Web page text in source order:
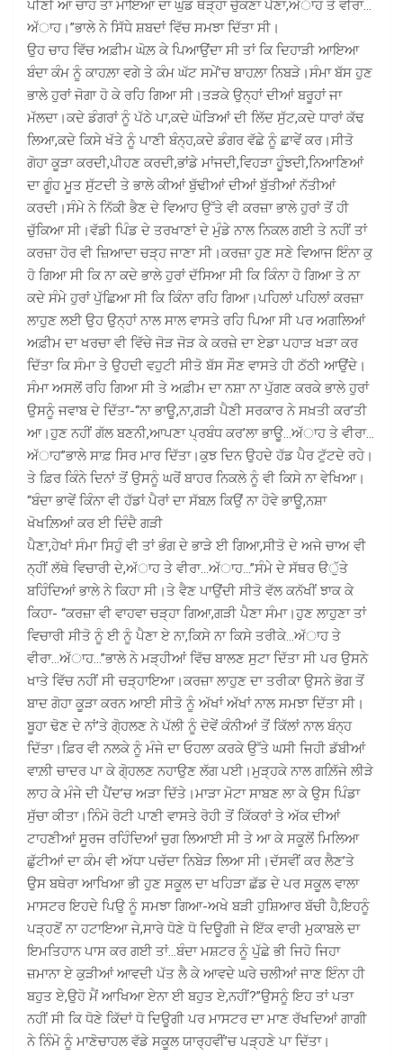
ਪੀਣੀ ਆ ਚਾਹ ਤਾਂ ਮਾਇਆ ਦਾ ਘੁੰਡ ਥੋੜ੍ਹਾ ਚੁੱਕਣਾ ਪੈਣਾ,ਅੱਾਹ ਤੇ ਵੀਰਾ…
ਅੱਾਹ।”ਭਾਲੇ ਨੇ ਸਿੱਧੇ ਸ਼ਬਦਾਂ ਵਿੱਚ ਸਮਝਾ ਦਿੱਤਾ ਸੀ।
ਉਹ ਚਾਹ ਵਿੱਚ ਅਫ਼ੀਮ ਘੋਲ਼ ਕੇ ਪਿਆਉਂਦਾ ਸੀ ਤਾਂ ਕਿ ਦਿਹਾੜੀ ਆਇਆ
ਬੰਦਾ ਕੰਮ ਨੂੰ ਕਾਹਲ਼ਾ ਵਗੇ ਤੇ ਕੰਮ ਘੱਟ ਸਮੇਂ’ਚ ਬਾਹਲ਼ਾ ਨਿਬੜੇ।ਸੰਮਾ ਬੱਸ ਹੁਣ
ਭਾਲੇ ਹੁਰਾਂ ਜੋਗਾ ਹੋ ਕੇ ਰਹਿ ਗਿਆ ਸੀ।ਤੜਕੇ ਉਨ੍ਹਾਂ ਦੀਆਂ ਬਰੂਹਾਂ ਜਾ
ਮੱਲਦਾ।ਕਦੇ ਡੰਗਰਾਂ ਨੂੰ ਪੱਠੇ ਪਾ,ਕਦੇ ਘੋੜਿਆਂ ਦੀ ਲਿੱਦ ਸੁੱਟ,ਕਦੇ ਧਾਰਾਂ ਕੱਢ
ਲਿਆ,ਕਦੇ ਕਿਸੇ ਖੱਤੇ ਨੂੰ ਪਾਣੀ ਬੰਨ੍ਹ,ਕਦੇ ਡੰਗਰ ਵੱਛੇ ਨੂੰ ਛਾਵੇਂ ਕਰ।ਸੀਤੋ
ਗੋਹਾ ਕੂੜਾ ਕਰਦੀ,ਪੀਹਣ ਕਰਦੀ,ਭਾਂਡੇ ਮਾਂਜਦੀ,ਵਿਹੜਾ ਹੂੰਝਦੀ,ਨਿਆਣਿਆਂ
ਦਾ ਗੂੰਹ ਮੂਤ ਸੁੱਟਦੀ ਤੇ ਭਾਲੇ ਕੀਆਂ ਬੁੱਢੀਆਂ ਦੀਆਂ ਬੁੱਤੀਆਂ ਨੱਤੀਆਂ
ਕਰਦੀ।ਸੰਮੇ ਨੇ ਨਿੱਕੀ ਭੈਣ ਦੇ ਵਿਆਹ ਉੱਤੇ ਵੀ ਕਰਜ਼ਾ ਭਾਲੇ ਹੁਰਾਂ ਤੋਂ ਹੀ
ਚੁੱਕਿਆ ਸੀ।ਵੱਡੀ ਪਿੰਡ ਦੇ ਤਰਖਾਣਾਂ ਦੇ ਮੁੰਡੇ ਨਾਲ ਨਿਕਲ ਗਈ ਤੇ ਨਹੀਂ ਤਾਂ
ਕਰਜ਼ਾ ਹੋਰ ਵੀ ਜ਼ਿਆਦਾ ਚੜ੍ਹ ਜਾਣਾ ਸੀ।ਕਰਜ਼ਾ ਹੁਣ ਸਣੇ ਵਿਆਜ ਇੰਨਾ ਕੁ
ਹੋ ਗਿਆ ਸੀ ਕਿ ਨਾ ਕਦੇ ਭਾਲੇ ਹੁਰਾਂ ਦੱਸਿਆ ਸੀ ਕਿ ਕਿੰਨਾ ਹੋ ਗਿਆ ਤੇ ਨਾ
ਕਦੇ ਸੰਮੇ ਹੁਰਾਂ ਪੁੱਛਿਆ ਸੀ ਕਿ ਕਿੰਨਾ ਰਹਿ ਗਿਆ।ਪਹਿਲਾਂ ਪਹਿਲਾਂ ਕਰਜ਼ਾ
ਲਾਹੁਣ ਲਈ ਉਹ ਉਨ੍ਹਾਂ ਨਾਲ ਸਾਲ ਵਾਸਤੇ ਰਹਿ ਪਿਆ ਸੀ ਪਰ ਅਗਲਿਆਂ
ਅਫ਼ੀਮ ਦਾ ਖਰਚਾ ਵੀ ਵਿੱਚੇ ਜੋੜ ਜੋੜ ਕੇ ਕਰਜ਼ੇ ਦਾ ਏਡਾ ਪਹਾੜ ਖੜਾ ਕਰ
ਦਿੱਤਾ ਕਿ ਸੰਮਾ ਤੇ ਉਹਦੀ ਵਹੁਟੀ ਸੀਤੋ ਬੱਸ ਸੌਣ ਵਾਸਤੇ ਹੀ ਠੱਠੀ ਆਉਂਦੇ।
ਸੰਮਾ ਅਸਲੋਂ ਰਹਿ ਗਿਆ ਸੀ ਤੇ ਅਫ਼ੀਮ ਦਾ ਨਸ਼ਾ ਨਾ ਪੁੱਗਣ ਕਰਕੇ ਭਾਲੇ ਹੁਰਾਂ
ਉਸਨੂੰ ਜਵਾਬ ਦੇ ਦਿੱਤਾ-“ਨਾ ਭਾਊ,ਨਾ,ਗੜੀ ਪੈਣੀ ਸਰਕਾਰ ਨੇ ਸਖ਼ਤੀ ਕਰ’ਤੀ
ਆ।ਹੁਣ ਨਹੀਂ ਗੱਲ ਬਣਨੀ,ਆਪਣਾ ਪ੍ਰਬੰਧ ਕਰ’ਲਾ ਭਾਊ…ਅੱਾਹ ਤੇ ਵੀਰਾ…
ਅੱਾਹ”ਭਾਲੇ ਸਾਫ਼ ਸਿਰ ਮਾਰ ਦਿੱਤਾ।ਕੁਝ ਦਿਨ ਉਹਦੇ ਹੱਡ ਪੈਰ ਟੁੱਟਦੇ ਰਹੇ।
ਤੇ ਫ਼ਿਰ ਕਿੰਨੇ ਦਿਨਾਂ ਤੋਂ ਉਸਨੂੰ ਘਰੋਂ ਬਾਹਰ ਨਿਕਲੇ ਨੂੰ ਵੀ ਕਿਸੇ ਨਾ ਵੇਖਿਆ।
“ਬੰਦਾ ਭਾਵੇਂ ਕਿੰਨਾ ਵੀ ਹੱਡਾਂ ਪੈਰਾਂ ਦਾ ਸੱਬਲ਼ ਕਿਉਂ ਨਾ ਹੋਵੇ ਭਾਊ,ਨਸ਼ਾ
ਖੋਖਲ਼ਿਆਂ ਕਰ ਈ ਦਿੰਦੈ ਗੜੀ
ਪੈਣਾ,ਹੇਖਾਂ ਸੰਮਾ ਸਿਹੁੰ ਵੀ ਤਾਂ ਭੰਗ ਦੇ ਭਾੜੇ ਈ ਗਿਆ,ਸੀਤੋ ਦੇ ਅਜੇ ਚਾਅ ਵੀ
ਨ੍ਹੀਂ ਲੱਥੇ ਵਿਚਾਰੀ ਦੇ,ਅੱਾਹ ਤੇ ਵੀਰਾ…ਅੱਾਹ…”ਸੰਮੇ ਦੇ ਸੱਥਰ ੳੁੱਤੇ
ਬਹਿੰਦਿਆਂ ਭਾਲੇ ਨੇ ਕਿਹਾ ਸੀ।ਤੇ ਵੈਣ ਪਾਉਂਦੀ ਸੀਤੋ ਵੱਲ ਕਨੱਖੀਂ ਝਾਕ ਕੇ
ਕਿਹਾ- “ਕਰਜ਼ਾ ਵੀ ਵਾਹਵਾ ਚੜ੍ਹਾ ਗਿਆ,ਗੜੀ ਪੈਣਾ ਸੰਮਾ।ਹੁਣ ਲਾਹੁਣਾ ਤਾਂ
ਵਿਚਾਰੀ ਸੀਤੋ ਨੂੰ ਈ ਨੂੰ ਪੈਣਾ ਏ ਨਾ,ਕਿਸੇ ਨਾ ਕਿਸੇ ਤਰੀਕੇ…ਅੱਾਹ ਤੇ
ਵੀਰਾ…ਅੱਾਹ…”ਭਾਲੇ ਨੇ ਮੜ੍ਹੀਆਂ ਵਿੱਚ ਬਾਲਣ ਸੁਟਾ ਦਿੱਤਾ ਸੀ ਪਰ ਉਸਨੇ
ਖਾਤੇ ਵਿੱਚ ਨਹੀਂ ਸੀ ਚੜ੍ਹਾਇਆ।ਕਰਜ਼ਾ ਲਾਹੁਣ ਦਾ ਤਰੀਕਾ ਉਸਨੇ ਭੋਗ ਤੋਂ
ਬਾਦ ਗੋਹਾ ਕੂੜਾ ਕਰਨ ਆਈ ਸੀਤੋ ਨੂੰ ਅੱਖਾਂ ਅੱਖਾਂ ਨਾਲ ਸਮਝਾ ਦਿੱਤਾ ਸੀ।
ਬੂਹਾ ਢੋਣ ਦੇ ਨਾਂ’ਤੇ ਗੋ੍ਹਲਣ ਨੇ ਪੱਲੀ ਨੂੰ ਦੋਵੇਂ ਕੰਨੀਆਂ ਤੋਂ ਕਿੱਲਾਂ ਨਾਲ ਬੰਨ੍ਹ
ਦਿੱਤਾ।ਫ਼ਿਰ ਵੀ ਨਲਕੇ ਨੂੰ ਮੰਜੇ ਦਾ ਓਹਲਾ ਕਰਕੇ ਉੱਤੇ ਘਸੀ ਜਿਹੀ ਡੱਬੀਆਂ
ਵਾਲ਼ੀ ਚਾਦਰ ਪਾ ਕੇ ਗੋ੍ਹਲਣ ਨਹਾਉਣ ਲੱਗ ਪਈ।ਮੁੜ੍ਹਕੇ ਨਾਲ ਗਲ਼ਿੱਜੇ ਲੀੜੇ
ਲਾਹ ਕੇ ਮੰਜੇ ਦੀ ਪੈਂਦ’ਚ ਅੜਾ ਦਿੱਤੇ।ਮਾੜਾ ਮੋਟਾ ਸਾਬਣ ਲਾ ਕੇ ਉਸ ਪਿੰਡਾ
ਸੁੱਚਾ ਕੀਤਾ।ਨਿੰਮੋ ਰੋਟੀ ਪਾਣੀ ਵਾਸਤੇ ਰੋਹੀ ਤੋਂ ਕਿੱਕਰਾਂ ਤੇ ਅੱਕ ਦੀਆਂ
ਟਾਹਣੀਆਂ ਸੂਰਜ ਰਹਿੰਦਿਆਂ ਚੁਗ ਲਿਆਈ ਸੀ ਤੇ ਆ ਕੇ ਸਕੂਲੋਂ ਮਿਲਿਆ
ਛੁੱਟੀਆਂ ਦਾ ਕੰਮ ਵੀ ਅੱਧਾ ਪਚੱਦਾ ਨਿਬੇੜ ਲਿਆ ਸੀ।ਦੱਸਵੀਂ ਕਰ ਲੈਣ’ਤੇ
ਉਸ ਬਥੇਰਾ ਆਖਿਆ ਭੀ ਹੁਣ ਸਕੂਲ ਦਾ ਖਹਿੜਾ ਛੱਡ ਦੇ ਪਰ ਸਕੂਲ ਵਾਲਾ
ਮਾਸਟਰ ਇਹਦੇ ਪਿਉ ਨੂੰ ਸਮਝਾ ਗਿਆ-ਅਖੇ ਬੜੀ ਹੁਸ਼ਿਆਰ ਬੱਚੀ ਹੈ,ਇਹਨੂੰ
ਪੜ੍ਹਣੋਂ ਨਾ ਹਟਾਇਆ ਜੇ,ਸਾਰੇ ਧੋਣੇ ਧੋ ਦਿਊਗੀ ਜੇ ਇੱਕ ਵਾਰੀ ਮੁਕਾਬਲੇ ਦਾ
ਇਮਤਿਹਾਨ ਪਾਸ ਕਰ ਗਈ ਤਾਂ…ਬੰਦਾ ਮਸ਼ਟਰ ਨੂੰ ਪੁੱਛੇ ਭੀ ਜਿਹੋ ਜਿਹਾ
ਜ਼ਮਾਨਾ ਏ ਕੁੜੀਆਂ ਆਵਦੀ ਪੱਤ ਲੈ ਕੇ ਆਵਦੇ ਘਰੇ ਚਲੀਆਂ ਜਾਣ ਇੰਨਾ ਹੀ
ਬਹੁਤ ਏ,ਉਹੋ ਮੈਂ ਆਖਿਆ ਏਨਾ ਈ ਬਹੁਤ ਏ,ਨਹੀਂ?”ਉਸਨੂੰ ਇਹ ਤਾਂ ਪਤਾ
ਨਹੀਂ ਸੀ ਕਿ ਧੋਣੇ ਕਿੱਦਾਂ ਧੋ ਦਿਊਗੀ ਪਰ ਮਾਸਟਰ ਦਾ ਮਾਣ ਰੱਖਦਿਆਂ ਗਾਗੀ
ਨੇ ਨਿੰਮੋ ਨੂੰ ਮਾਣੋਚਾਹਲ ਵੱਡੇ ਸਕੂਲ ਯਾਰ੍ਹਵੀਂ’ਚ ਪੜ੍ਹਣੇ ਪਾ ਦਿੱਤਾ।